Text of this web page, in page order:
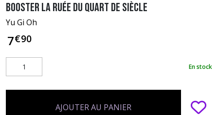
Booster La Ruée du Quart de Siècle
Yu Gi Oh
7€90
En stock
AJOUTER AU PANIER